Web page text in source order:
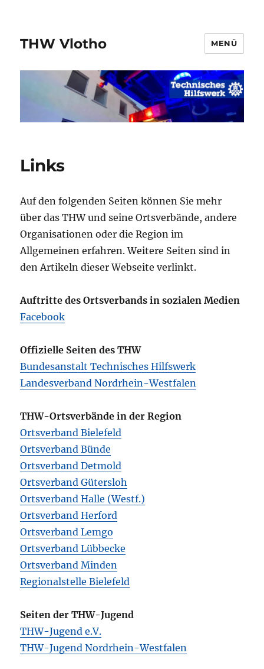
THW Vlotho MENÜ
Links
Auf den folgenden Seiten können Sie mehr
über das THW und seine Ortsverbände, andere
Organisationen oder die Region im
Allgemeinen erfahren. Weitere Seiten sind in
den Artikeln dieser Webseite verlinkt.
Auftritte des Ortsverbands in sozialen Medien
Facebook
Offizielle Seiten des THW
Bundesanstalt Technisches Hilfswerk
Landesverband Nordrhein-Westfalen
THW-Ortsverbände in der Region
Ortsverband Bielefeld
Ortsverband Bünde
Ortsverband Detmold
Ortsverband Gütersloh
Ortsverband Halle (Westf.)
Ortsverband Herford
Ortsverband Lemgo
Ortsverband Lübbecke
Ortsverband Minden
Regionalstelle Bielefeld
Seiten der THW-Jugend
THW-Jugend e.V.
THW-Jugend Nordrhein-Westfalen